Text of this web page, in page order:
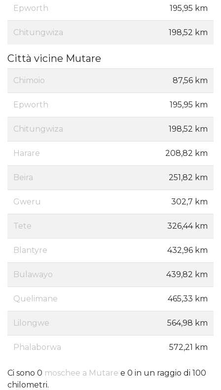
Epworth 195,95 km
Chitungwiza 198,52 km
Città vicine Mutare
Chimoio 87,56 km
Epworth 195,95 km
Chitungwiza 198,52 km
Harare 208,82 km
Beira 251,82 km
Gweru 302,7 km
Tete 326,44 km
Blantyre 432,96 km
Bulawayo 439,82 km
Quelimane 465,33 km
Lilongwe 564,98 km
Phalaborwa 572,21 km
Ci sono 0 moschee a Mutare e 0 in un raggio di 100
chilometri.